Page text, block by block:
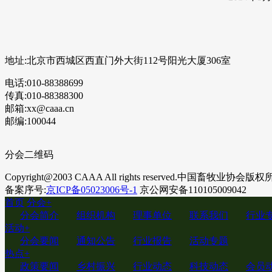
地址:北京市西城区西直门外大街112号阳光大厦306室
电话:010-88388699
传真:010-88388300
邮箱:xx@caaa.cn
邮编:100044
分会二维码
Copyright@2003 CAAA All rights reserved.中国畜牧业协会版权
备案序号:京ICP备05023006号-1 京公网安备110105009042
首页 分会+
分会简介
组织机构 理事单位 联系我们
行业
活动+
分会要闻
通知公告 行业报告
活动专题
热点+
政策要闻
乡村振兴 行业动态 科技动态 会员